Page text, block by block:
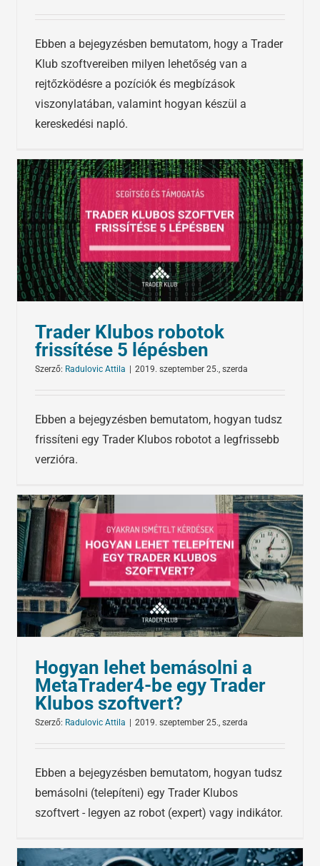
Ebben a bejegyzésben bemutatom, hogy a Trader
Klub szoftvereiben milyen lehetőség van a
rejtőzködésre a pozíciók és megbízások
viszonylatában, valamint hogyan készül a
kereskedési napló.
Trader Klubos robotok
frissítése 5 lépésben
Szerző: Radulovic Attila 2019. szeptember 25., szerda
Ebben a bejegyzésben bemutatom, hogyan tudsz
frissíteni egy Trader Klubos robotot a legfrissebb
verzióra.
Hogyan lehet bemásolni a
MetaTrader4-be egy Trader
Klubos szoftvert?
Szerző: Radulovic Attila 2019. szeptember 25., szerda
Ebben a bejegyzésben bemutatom, hogyan tudsz
bemásolni (telepíteni) egy Trader Klubos
szoftvert - legyen az robot (expert) vagy indikátor.